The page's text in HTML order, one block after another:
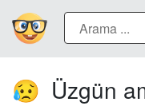
😥 Üzgün